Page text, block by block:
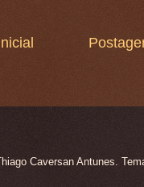
Caversan Antunes.